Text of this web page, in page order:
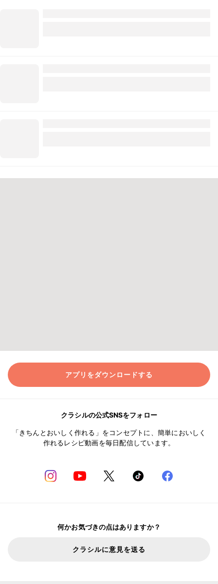
アプリをダウンロードする
クラシルの公式SNSをフォロー
「きちんとおいしく作れる」をコンセプトに、簡単においしく
作れるレシピ動画を毎日配信しています。
何かお気づきの点はありますか？
クラシルに意見を送る